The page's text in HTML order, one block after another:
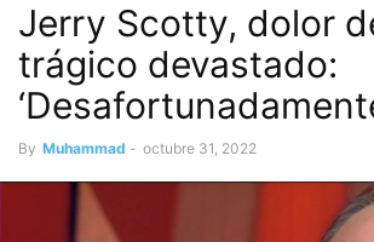
Jerry Scotty, dolor
trágico devastado:
By Muhammad - octubre 31, 2022